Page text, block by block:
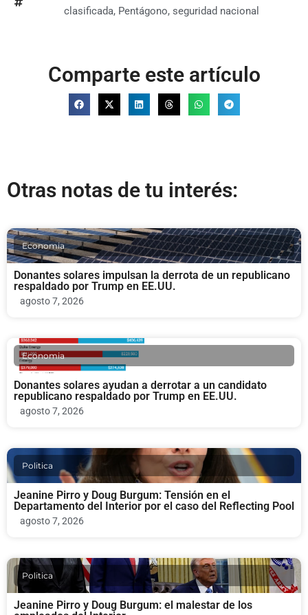
clasificada, Pentágono, seguridad nacional
Comparte este artículo
Otras notas de tu interés:
Economia
Donantes solares impulsan la derrota de un republicano
respaldado por Trump en EE.UU.
agosto 7, 2026
Economia
Donantes solares ayudan a derrotar a un candidato
republicano respaldado por Trump en EE.UU.
agosto 7, 2026
Politica
Jeanine Pirro y Doug Burgum: Tensión en el
Departamento del Interior por el caso del Reflecting Pool
agosto 7, 2026
Politica
Jeanine Pirro y Doug Burgum: el malestar de los